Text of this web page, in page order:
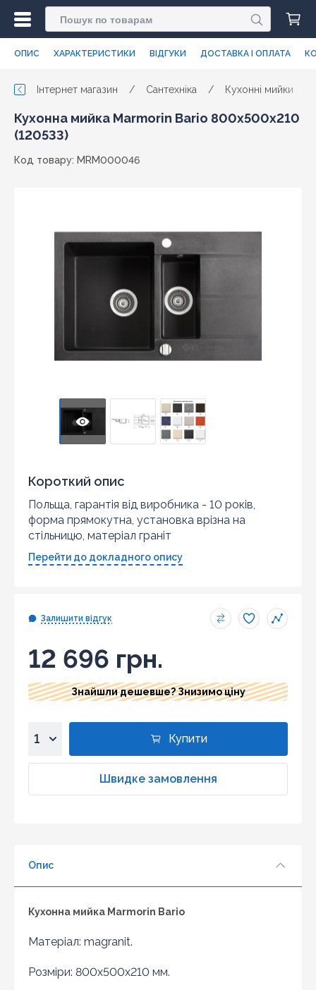
ОПИС ХАРАКТЕРИСТИКИ ВІДГУКИ ДОСТАВКА І ОПЛАТА
Інтернет магазин / Сантехніка / Кухонні мийки
Кухонна мийка Marmorin Bario 800х500х210
(120533)
Код товару: MRM000046
Короткий опис
Польща, гарантія від виробника - 10 років,
форма прямокутна, установка врізна на
стільницю, матеріал граніт
Перейти до докладного опису
Залишити відгук
12 696 грн.
Знайшли дешевше? Знизимо ціну
3
7
8
9
10
Купити
Швидке замовлення
Опис
Кухонна мийка Marmorin Bario
Матеріал: magranit.
Розміри: 800x500x210 мм.